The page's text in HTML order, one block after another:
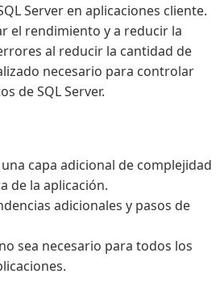
Server en aplicaciones cliente.
el rendimiento y a reducir la
al reducir la cantidad de
necesario para controlar
de SQL Server.
capa adicional de complejidad
de la aplicación.
adicionales y pasos de
sea necesario para todos los